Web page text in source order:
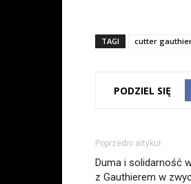
TAGI cutter
PODZIEL SIĘ
Poprzedni artykuł
Duma i solidarność
z Gauthierem w